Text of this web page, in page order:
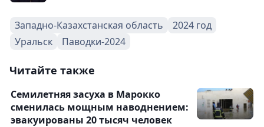
Западно-Казахстанская область
2024 год
Уральск
Паводки-2024
Читайте также
Семилетняя засуха в Марокко
сменилась мощным наводнением:
эвакуированы 20 тысяч человек